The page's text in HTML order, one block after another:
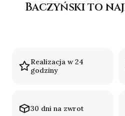
Baczyński to
Realizacja w 24
godziny
30 dni na zwrot